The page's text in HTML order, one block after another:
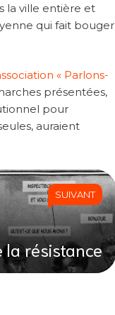
la ville entière et
qui fait bouger
« Parlons-
présentées,
pour
auraient
SUIVANT
la résistance